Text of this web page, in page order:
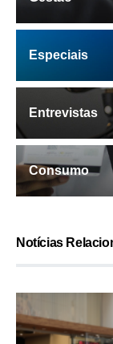
Especiais
Entrevistas
Consumo
Notícias